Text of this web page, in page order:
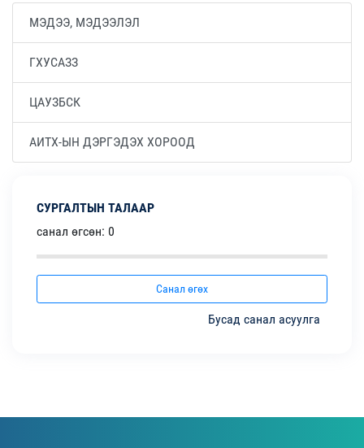
МЭДЭЭ, МЭДЭЭЛЭЛ
ГХУСАЗЗ
ЦАУЗБСК
АИТХ-ЫН ДЭРГЭДЭХ ХОРООД
СУРГАЛТЫН ТАЛААР
санал өгсөн: 0
Санал өгөх
Бусад санал асуулга